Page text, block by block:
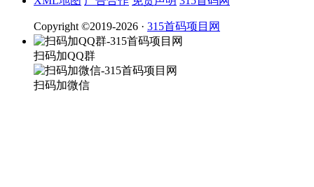
Copyright ©2019-2026 · 315首码项目网
扫码加QQ群
扫码加微信